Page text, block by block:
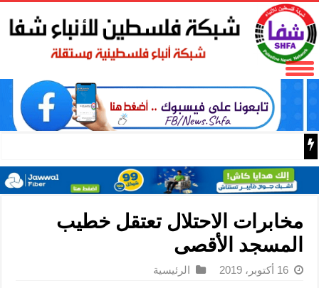
فتح تنعى المناضل نايف خويطر نائب أمين سر إقليم شرق
مخابرات الاحتلال تعتقل خطيب
المسجد الأقصى
16 أكتوبر، 2019 الرئيسية